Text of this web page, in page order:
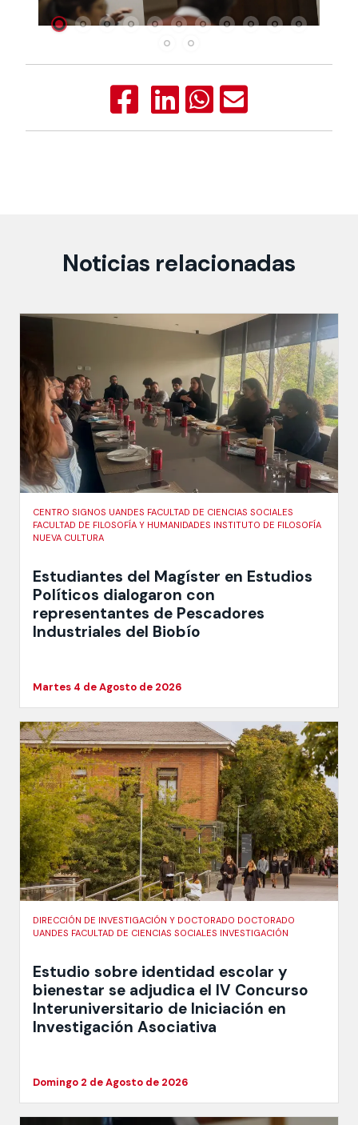
Noticias relacionadas
CENTRO SIGNOS UANDES FACULTAD DE CIENCIAS SOCIALES
FACULTAD DE FILOSOFÍA Y HUMANIDADES INSTITUTO DE FILOSOFÍA
NUEVA CULTURA
Estudiantes del Magíster en Estudios
Políticos dialogaron con
representantes de Pescadores
Industriales del Biobío
Martes 4 de Agosto de 2026
DIRECCIÓN DE INVESTIGACIÓN Y DOCTORADO DOCTORADO
UANDES FACULTAD DE CIENCIAS SOCIALES INVESTIGACIÓN
Estudio sobre identidad escolar y
bienestar se adjudica el IV Concurso
Interuniversitario de Iniciación en
Investigación Asociativa
Domingo 2 de Agosto de 2026